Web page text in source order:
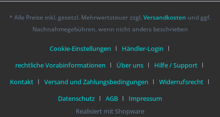
* Alle Preise inkl. gesetzl. Mehrwertsteuer zzgl. Versandkosten und ggf.
Nachnahmegebühren, wenn nicht anders beschrieben
Cookie-Einstellungen
Händler-Login
rechtliche Vorabinformationen
Über uns
Hilfe / Support
Kontakt
Versand und Zahlungsbedingungen
Widerrufsrecht
Datenschutz
AGB
Impressum
Realisiert mit Shopware